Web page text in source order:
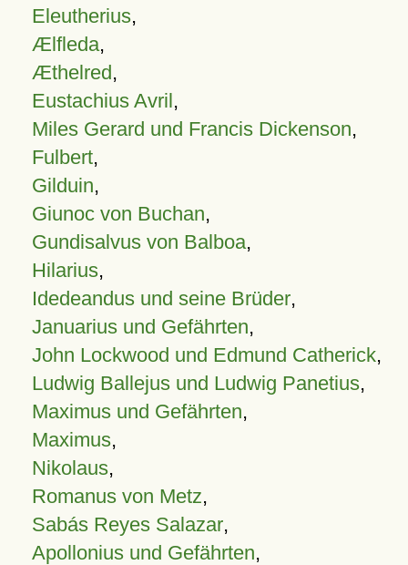
Eleutherius,
Ælfleda,
Æthelred,
Eustachius Avril,
Miles Gerard und Francis Dickenson,
Fulbert,
Gilduin,
Giunoc von Buchan,
Gundisalvus von Balboa,
Hilarius,
Idedeandus und seine Brüder,
Januarius und Gefährten,
John Lockwood und Edmund Catherick,
Ludwig Ballejus und Ludwig Panetius,
Maximus und Gefährten,
Maximus,
Nikolaus,
Romanus von Metz,
Sabás Reyes Salazar,
Apollonius und Gefährten,